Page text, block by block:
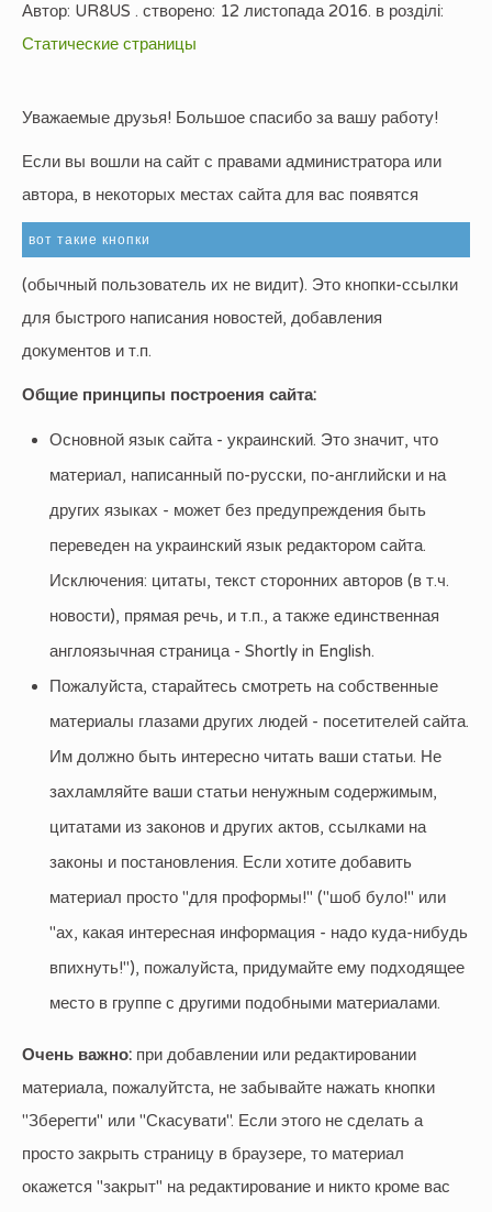
Автор: UR8US . створено: 12 листопада 2016. в розділі:
Статические страницы
Уважаемые друзья! Большое спасибо за вашу работу!
Если вы вошли на сайт с правами администратора или
автора, в некоторых местах сайта для вас появятся
вот такие кнопки
(обычный пользователь их не видит). Это кнопки-ссылки
для быстрого написания новостей, добавления
документов и т.п.
Общие принципы построения сайта:
Основной язык сайта - украинский. Это значит, что
материал, написанный по-русски, по-английски и на
других языках - может без предупреждения быть
переведен на украинский язык редактором сайта.
Исключения: цитаты, текст сторонних авторов (в т.ч.
новости), прямая речь, и т.п., а также единственная
англоязычная страница - Shortly in English.
Пожалуйста, старайтесь смотреть на собственные
материалы глазами других людей - посетителей сайта.
Им должно быть интересно читать ваши статьи. Не
захламляйте ваши статьи ненужным содержимым,
цитатами из законов и других актов, ссылками на
законы и постановления. Если хотите добавить
материал просто "для проформы!" ("шоб було!" или
"ах, какая интересная информация - надо куда-нибудь
впихнуть!"), пожалуйста, придумайте ему подходящее
место в группе с другими подобными материалами.
Очень важно: при добавлении или редактировании
материала, пожалуйтста, не забывайте нажать кнопки
"Зберегти" или "Скасувати". Если этого не сделать а
просто закрыть страницу в браузере, то материал
окажется "закрыт" на редактирование и никто кроме вас